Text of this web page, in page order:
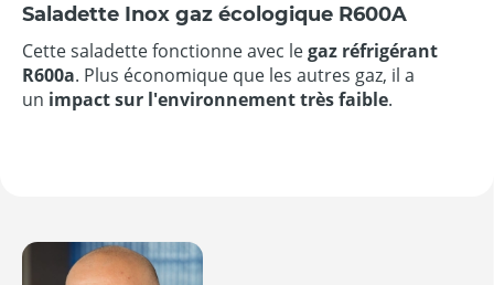
Saladette Inox gaz écologique R600A
Cette saladette fonctionne avec legaz réfrigérant
R600a. Plus économique que les autres gaz, il a
un impact sur l'environnement très faible.